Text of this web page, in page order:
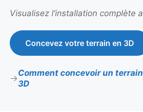
Visualisez l’installation complète
Concevez votre terrain en 3D
Comment concevoir un
3D